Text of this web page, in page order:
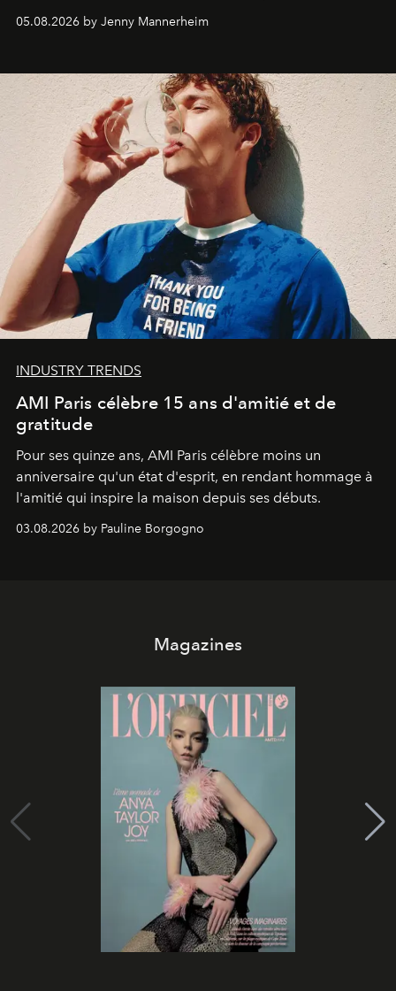
une approche aussi intuitive que personnelle :
05.08.2026 by Jenny Mannerheim
INDUSTRY TRENDS
AMI Paris célèbre 15 ans d'amitié et de
gratitude
Pour ses quinze ans, AMI Paris célèbre moins un
anniversaire qu'un état d'esprit, en rendant hommage à
l'amitié qui inspire la maison depuis ses débuts.
03.08.2026 by Pauline Borgogno
Magazines